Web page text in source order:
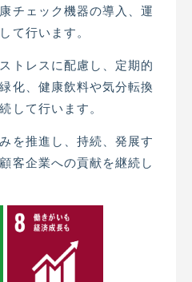
チェック機器の導入、運
て行います。
トレスに配慮し、定期的
化、健康飲料や気分転換
して行います。
を推進し、持続、発展す
客企業への貢献を継続し